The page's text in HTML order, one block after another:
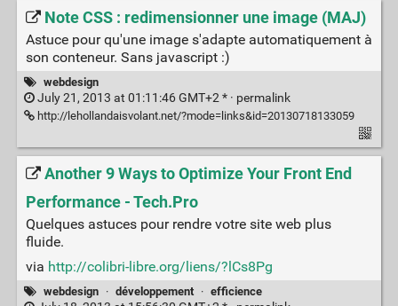
Note CSS : redimensionner une image (MAJ)
Astuce pour qu'une image s'adapte automatiquement à
son conteneur. Sans javascript :)
webdesign
July 21, 2013 at 01:11:46 GMT+2 * · permalink
http://lehollandaisvolant.net/?mode=links&id=20130718133059
Another 9 Ways to Optimize Your Front End
Performance - Tech.Pro
Quelques astuces pour rendre votre site web plus
fluide.
via http://colibri-libre.org/liens/?lCs8Pg
webdesign · développement · efficience